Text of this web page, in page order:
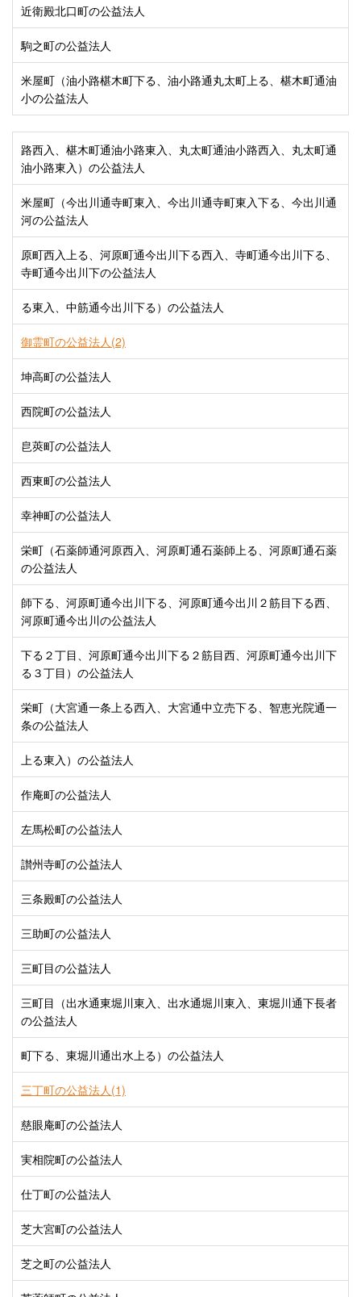
近衛殿北口町の公益法人
駒之町の公益法人
米屋町（油小路椹木町下る、油小路通丸太町上る、椹木町通油
小の公益法人
路西入、椹木町通油小路東入、丸太町通油小路西入、丸太町通
油小路東入）の公益法人
米屋町（今出川通寺町東入、今出川通寺町東入下る、今出川通
河の公益法人
原町西入上る、河原町通今出川下る西入、寺町通今出川下る、
寺町通今出川下の公益法人
る東入、中筋通今出川下る）の公益法人
御霊町の公益法人(2)
坤高町の公益法人
西院町の公益法人
皀莢町の公益法人
西東町の公益法人
幸神町の公益法人
栄町（石薬師通河原西入、河原町通石薬師上る、河原町通石薬
の公益法人
師下る、河原町通今出川下る、河原町通今出川２筋目下る西、
河原町通今出川の公益法人
下る２丁目、河原町通今出川下る２筋目西、河原町通今出川下
る３丁目）の公益法人
栄町（大宮通一条上る西入、大宮通中立売下る、智恵光院通一
条の公益法人
上る東入）の公益法人
作庵町の公益法人
左馬松町の公益法人
讃州寺町の公益法人
三条殿町の公益法人
三助町の公益法人
三町目の公益法人
三町目（出水通東堀川東入、出水通堀川東入、東堀川通下長者
の公益法人
町下る、東堀川通出水上る）の公益法人
三丁町の公益法人(1)
慈眼庵町の公益法人
実相院町の公益法人
仕丁町の公益法人
芝大宮町の公益法人
芝之町の公益法人